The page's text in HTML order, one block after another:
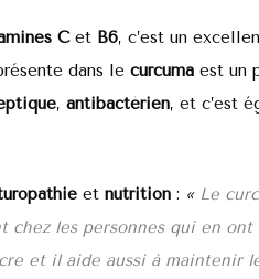
Cet B6, c’est un
dans le curcuma est un
, antibactérien, et c’est
et nutrition : «Le
les personnes qui en ont
et il aide aussi à maintenir